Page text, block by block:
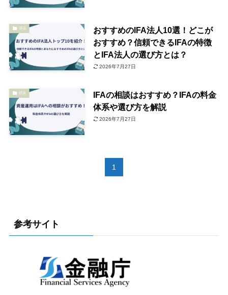
IFA
おすすめのIFA法人10選！どこが
おすすめ？信頼できるIFAの特徴
とIFA法人の選び方とは？
2026年7月27日
IFA
IFAの相談はおすすめ？IFAの料金
体系や選び方を解説
2026年7月27日
1
参考サイト